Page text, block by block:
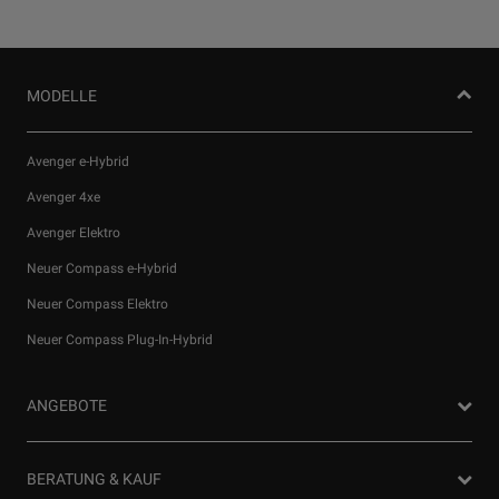
MODELLE
Avenger e-Hybrid
Avenger 4xe
Avenger Elektro
Neuer Compass e-Hybrid
Neuer Compass Elektro
Neuer Compass Plug-In-Hybrid
ANGEBOTE
Privatkunden Angebote
BERATUNG & KAUF